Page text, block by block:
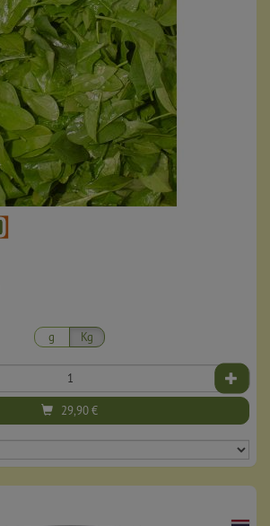
g Kg
29,90€